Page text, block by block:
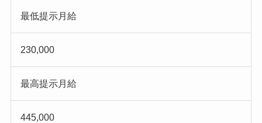
最低提示月給
230,000
最高提示月給
445,000